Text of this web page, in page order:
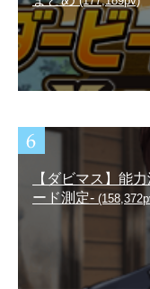
【ダビマス】能
ード測定-